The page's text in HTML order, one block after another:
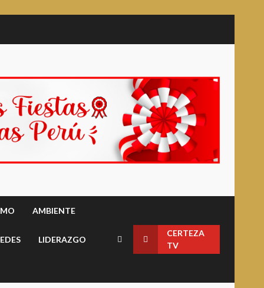
AMBIENTE
LIDERAZGO
CERTEZA
TV